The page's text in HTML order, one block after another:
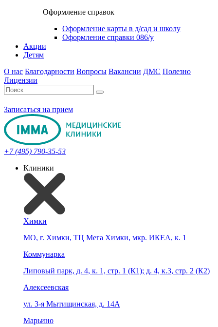
Оформление справок
Оформление карты в д/сад и школу
Оформление справки 086/у
Акции
Детям
О нас Благодарности Вопросы Вакансии ДМС Полезно
Лицензии
Записаться на прием
+7 (495) 790-35-53
Клиники
Химки
МО, г. Химки, ТЦ Мега Химки, мкр. ИКЕА, к. 1
Коммунарка
Липовый парк, д. 4, к. 1, стр. 1 (К1); д. 4, к.3, стр. 2 (К2)
Алексеевская
ул. 3-я Мытищинская, д. 14А
Марьино